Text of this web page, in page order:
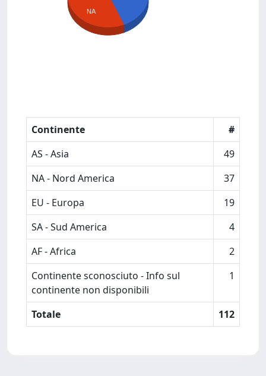
NA
Continente
#
AS - Asia
49
NA - Nord America
37
EU - Europa
19
SA - Sud America
4
AF - Africa
2
Continente sconosciuto - Info sul
continente non disponibili
1
Totale 112